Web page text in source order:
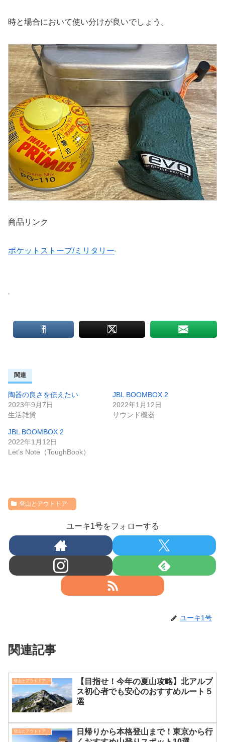
時と場合において使い分けが良いでしょう。
商品リンク
ポケットストーブ/ミリタリー
関連
陶器の良さを伝えたい
2023年9月7日
生活雑貨
JBL BOOMBOX 2
2022年1月12日
サウンド機器
JBL BOOMBOX 2
2022年1月12日
Let's Note（ToughBook）
登山とアウトドア
ユーキ1号をフォローする
ユーキ1号
関連記事
登山とアウトドア
【目指せ！今年の夏山攻略】北アルプ
ス初心者でも安心のおすすめルート５
選
登山とアウトドア
日帰りから本格登山まで！東京から行